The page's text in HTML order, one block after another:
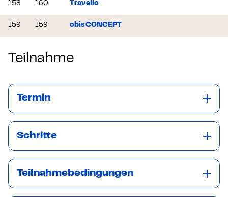
158 160 Travello
159 159 obisCONCEPT
Teilnahme
Termin
Schritte
Teilnahmebedingungen